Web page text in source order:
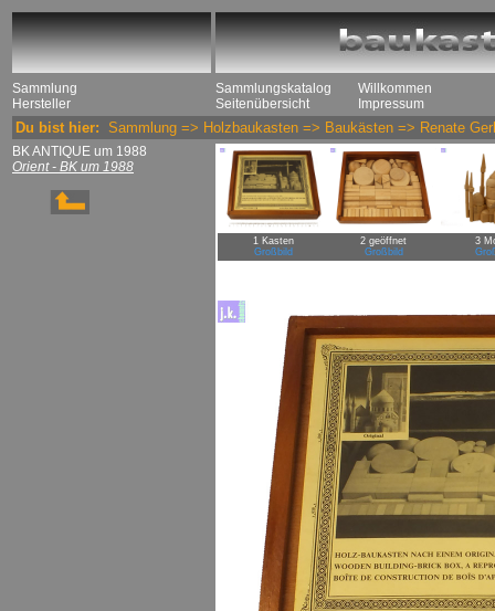
Sammlung
Hersteller
Sammlungskatalog
Seitenübersicht
Willkommen
Impressum
Du bist hier: Sammlung => Holzbaukasten => Baukästen => Renate
BK ANTIQUE um 1988
Orient - BK um 1988
1 Kasten
Großbild
2 geöffnet
Großbild
3